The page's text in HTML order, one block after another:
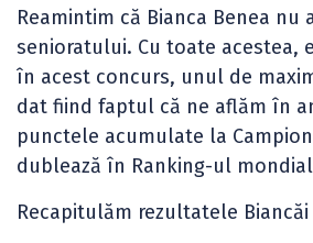
Reamintim că Bianca Benea nu
senioratului. Cu toate acestea,
în acest concurs, unul de
dat fiind faptul că ne aflăm în
punctele acumulate la
dublează în Ranking-ul
Recapitulăm rezultatele